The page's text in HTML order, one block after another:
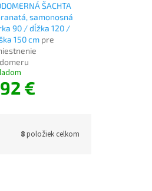
ŠACHTA
samonosná
90 / dĺžka 120 /
150 cm pre
€
8položiek celkom